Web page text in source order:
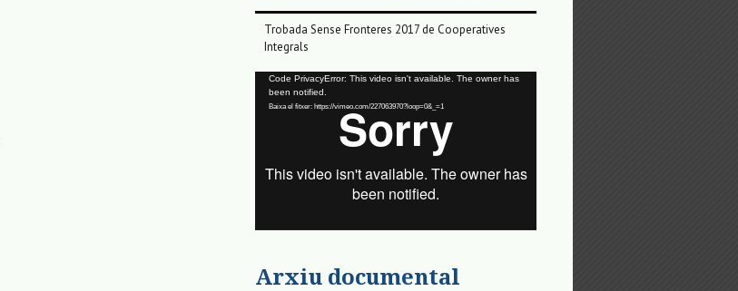
Trobada Sense Fronteres 2017 de Cooperatives
Integrals
Reproductor
vídeo
Code PrivacyError: This video isn't available. The owner has
been notified.
Baixa el fitxer: https://vimeo.com/227063970?loop=0&_=1
Arxiu documental